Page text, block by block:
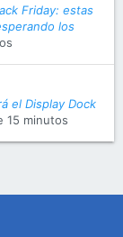
Friday: estas
los
el Display Dock
15 minutos